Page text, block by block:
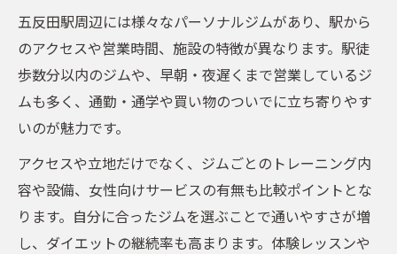
五反田駅周辺には様々なパーソナルジムがあり、駅から
のアクセスや営業時間、施設の特徴が異なります。駅徒
歩数分以内のジムや、早朝・夜遅くまで営業しているジ
ムも多く、通勤・通学や買い物のついでに立ち寄りやす
いのが魅力です。
アクセスや立地だけでなく、ジムごとのトレーニング内
容や設備、女性向けサービスの有無も比較ポイントとな
ります。自分に合ったジムを選ぶことで通いやすさが増
し、ダイエットの継続率も高まります。体験レッスンや